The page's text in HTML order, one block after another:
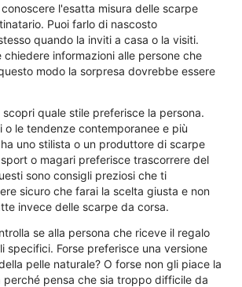
l'esatta misura delle scarpe
Puoi farlo di nascosto
quando la inviti a casa o la visiti.
chiedere informazioni alle persone che
modo la sorpresa dovrebbe essere
quale stile preferisce la persona.
o le tendenze contemporanee e più
uno stilista o un produttore di scarpe
o magari preferisce trascorrere del
sono consigli preziosi che ti
sicuro che farai la scelta giusta e non
invece delle scarpe da corsa.
se alla persona che riceve il regalo
specifici. Forse preferisce una versione
pelle naturale? O forse non gli piace la
perché pensa che sia troppo difficile da